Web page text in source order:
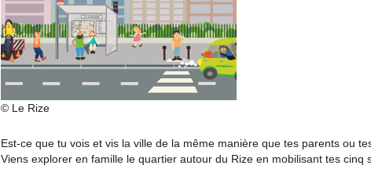
© Le Rize
Est-ce que tu vois et vis la ville de la même manière que tes parents ou
Viens explorer en famille le quartier autour du Rize en mobilisant tes cinq